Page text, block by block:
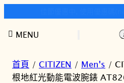
至
搜
MENU
首頁 / CITIZEN / Men's /
根地紅光動能電波腕錶